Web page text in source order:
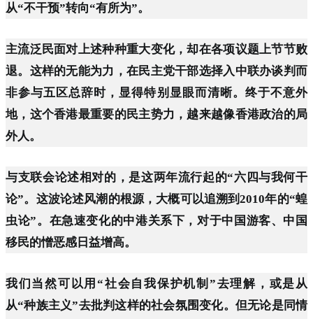
从“不干预”转向“有所为”。
主流泛民面对上述种种重大变化，却在各项议题上节节败
退。这样的无能为力，在民主党干部选择入中联办谈判而
非参与五区总辞时，显得特别显眼而清晰。终于不意外
地，这个香港最重要的民主势力，越来越像香港政治的局
外人。
与支联会论述相对的，是这两年流行起的“六四与我何干
论”。这波论述风潮的根源，大概可以追溯到2010年的“蝗
虫论”。在急速变化的中港关系下，对于中国游客、中国
移民的憎恶感日益增高。
我们当然可以用“社会自我保护机制”去理解，或是从
从“种族主义”去批判这样的社会氛围变化。但无论是同情